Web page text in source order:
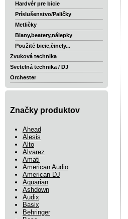
Hardvér pre bicie
Príslušenstvo/Paličky
Metličky
Blany,beatery,nálepky
Použité bicie,činely...
Zvuková technika
Svetelná technika / DJ
Orchester
Značky produktov
Ahead
Alesis
Alto
Alvarez
Amati
American Audio
American DJ
Aquarian
Ashdown
Audix
Basix
Behringer